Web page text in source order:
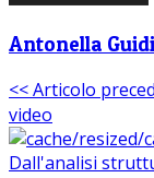
Antonella Guidi
<< Articolo
video
Dall'analisi